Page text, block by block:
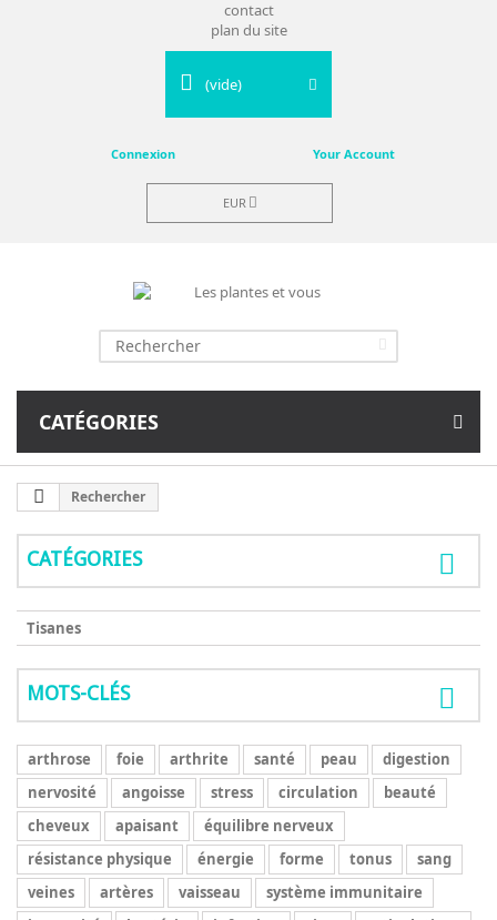
contact
plan du site
(vide)
Connexion Your Account
EUR
CATÉGORIES
Rechercher
CATÉGORIES
Tisanes
MOTS-CLÉS
arthrose foie arthrite santé peau
digestion
nervosité
angoisse stress circulation
beauté
cheveux
apaisant
équilibre nerveux
résistance physique
énergie forme tonus
sang
veines
artères vaisseau
système immunitaire